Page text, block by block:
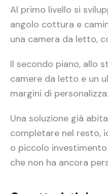
Al primo livello si
angolo cottura e
una camera da letto,
Il secondo piano, allo
camere da letto e un
margini di
Una soluzione già
completare nel resto,
o piccolo
che non ha ancora